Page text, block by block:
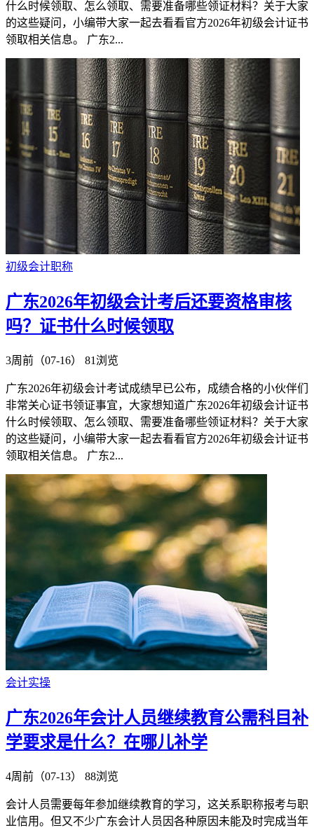
什么时候领取、怎么领取、需要准备哪些领证材料？关于大家
的这些疑问，小编带大家一起去看看官方2026年初级会计证书
领取相关信息。 广东2...
初级会计职称
广东2026年初级会计考后还要资格审核
吗？证书什么时候领取
3周前（07-16） 81浏览
广东2026年初级会计考试成绩早已公布，成绩合格的小伙伴们
非常关心证书领证事宜，大家想知道广东2026年初级会计证书
什么时候领取、怎么领取、需要准备哪些领证材料？关于大家
的这些疑问，小编带大家一起去看看官方2026年初级会计证书
领取相关信息。 广东2...
会计实操
广东2026年会计人员继续教育公需科目补
学要求是什么？在哪儿补学
4周前（07-13） 88浏览
会计人员需要每年参加继续教育的学习，这关系职称报考与职
业信用。但又不少广东会计人员因各种原因未能及时完成当年